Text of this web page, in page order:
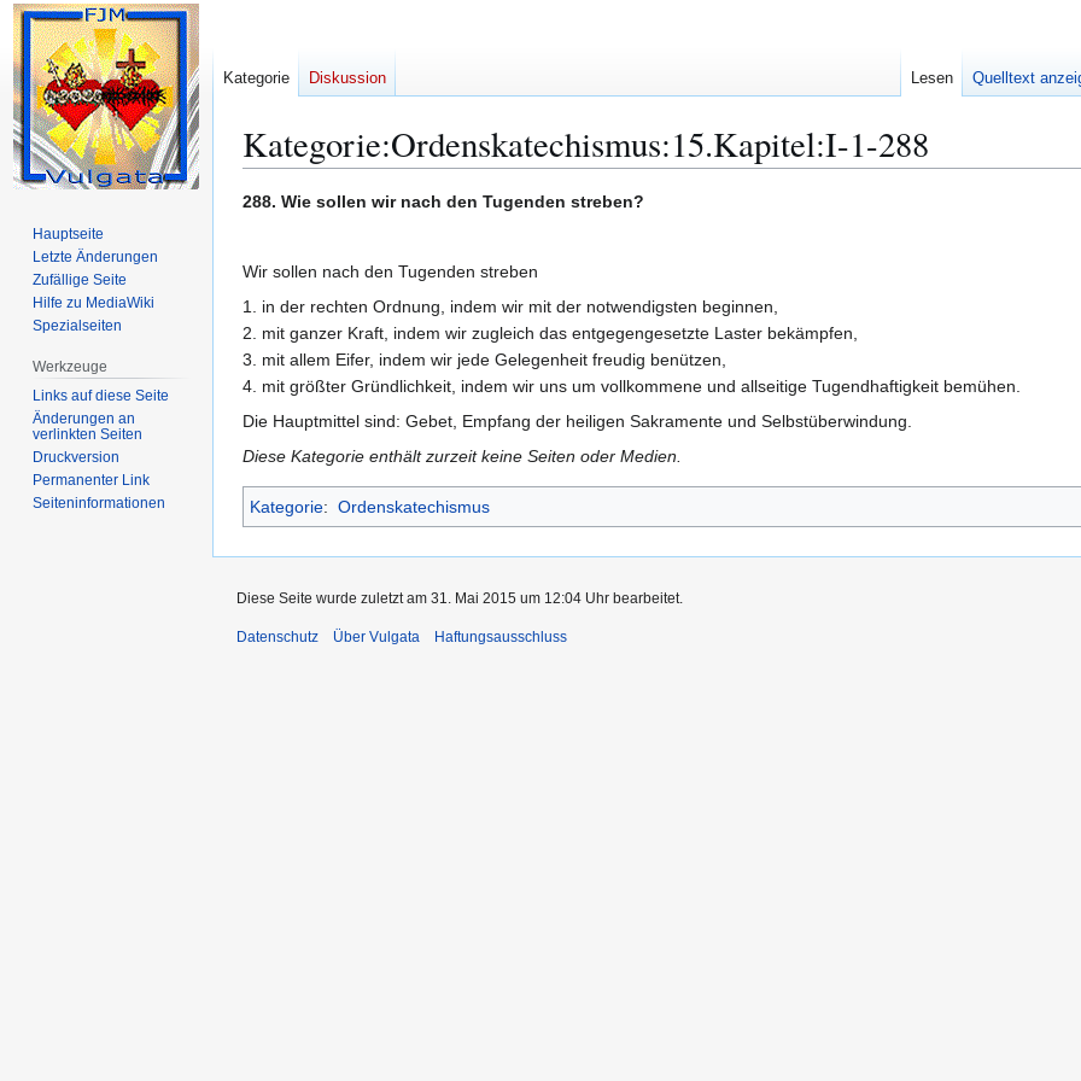
Kategorie:Ordenskatechismus:15.Kapitel:I-1-288
Zur
Zur
288. Wie sollen wir nach den Tugenden streben?
Wir sollen nach den Tugenden streben
1. in der rechten Ordnung, indem wir mit der notwendigsten beginnen,
2. mit ganzer Kraft, indem wir zugleich das entgegengesetzte Laster bekämpfen,
3. mit allem Eifer, indem wir jede Gelegenheit freudig benützen,
4. mit größter Gründlichkeit, indem wir uns um vollkommene und allseitige Tugendhaftigkeit bemühen.
Die Hauptmittel sind: Gebet, Empfang der heiligen Sakramente und Selbstüberwindung.
Diese Kategorie enthält zurzeit keine Seiten oder Medien.
Kategorie: Ordenskatechismus
Kategorie Diskussion Lesen Quelltext
Hauptseite
Letzte Änderungen
Zufällige Seite
Hilfe zu MediaWiki
Spezialseiten
Werkzeuge
Links auf diese Seite
Änderungen an
verlinkten Seiten
Druckversion
Permanenter Link
Seiten­­informationen
Diese Seite wurde zuletzt am 31. Mai 2015 um 12:04 Uhr bearbeitet.
Datenschutz Über Vulgata Haftungsausschluss